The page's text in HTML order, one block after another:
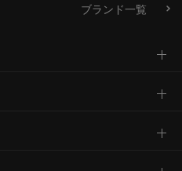
ブランド一覧